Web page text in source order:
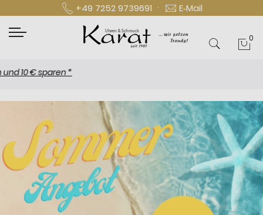
+49 7252 9739691 · E‑Mail
0
€ sparen *